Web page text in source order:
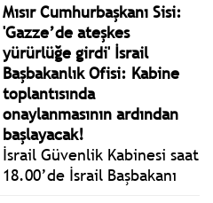
Mısır Cumhurbaşkanı Sisi:
'Gazze’de ateşkes
yürürlüğe girdi' İsrail
Başbakanlık Ofisi: Kabine
toplantısında
onaylanmasının ardından
başlayacak!
İsrail Güvenlik Kabinesi saat
18.00’de İsrail Başbakanı